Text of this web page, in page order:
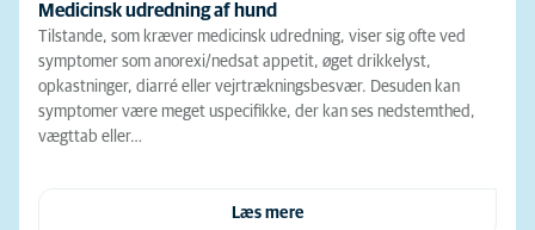
Medicinsk udredning af hund
Tilstande, som kræver medicinsk udredning, viser sig ofte ved
symptomer som anorexi/nedsat appetit, øget drikkelyst,
opkastninger, diarré eller vejrtrækningsbesvær. Desuden kan
symptomer være meget uspecifikke, der kan ses nedstemthed,
vægttab eller…
Læs mere